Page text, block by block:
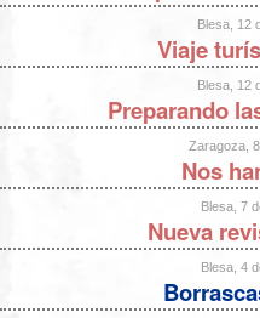
Blesa, 12
Viaje
Blesa, 12
Preparando
Zaragoza,
Nos
Blesa, 7
Nueva
Blesa, 4